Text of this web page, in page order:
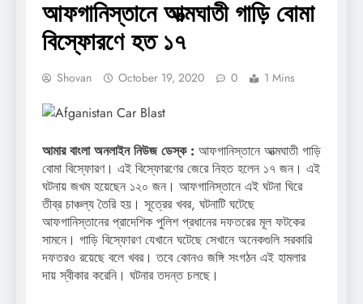
আফগানিস্তানে আত্মঘাতী গাড়ি বোমা
বিস্ফোরণে হত ১৭
Shovan October 19, 2020 0 1 Mins
আমার বাংলা অনলাইন নিউজ ডেস্ক : আফগানিস্তানে আত্মঘাতী গাড়ি
বোমা বিস্ফোরণ। এই বিস্ফোরণের জেরে নিহত হলেন ১৭ জন। এই
ঘটনায় জখম হয়েছেন ১২০ জন। আফগানিস্তানে এই ঘটনা ঘিরে
তীব্র চাঞ্চল্য তৈরি হয়। সূত্রের খবর, ঘটনাটি ঘটেছে
আফগানিস্তানের প্রাদেশিক পুলিশ প্রধানের দফতরের মূল ফটকের
সামনে। গাড়ি বিস্ফোরণ যেখানে ঘটেছে সেখানে অনেকগুলি সরকারি
দফতরও রয়েছে বলে খবর। তবে কোনও জঙ্গি সংগঠন এই হামলার
দায় স্বীকার করেনি। ঘটনার তদন্ত চলছে।